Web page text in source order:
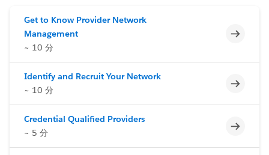
Get to Know Provider Network
Management
~ 10 分
未完了
Identify and Recruit Your Network
~ 10 分
未完了
Credential Qualified Providers
~ 5 分
未完了